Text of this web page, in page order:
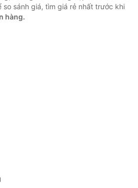
so sánh giá, tìm giá rẻ nhất trước khi
hàng.